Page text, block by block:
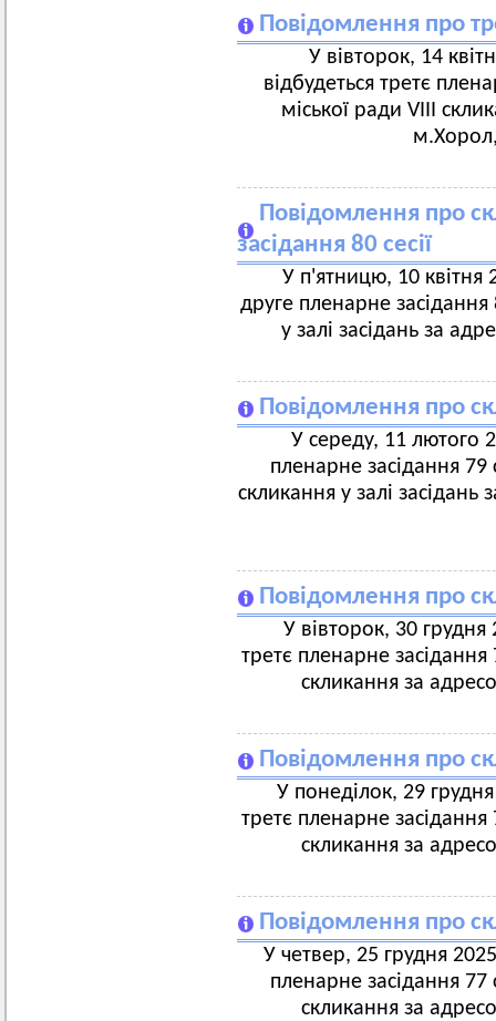
Повідомлення про
У вівторок, 14
відбудеться третє
міської ради VIII
Повідомлення про
засідання 80 сесії
У п'ятницю, 10 квітня
друге пленарне засідання
у залі засідань за
Повідомлення про
У середу, 11 лютого
пленарне засідання 79
скликання у залі
Повідомлення про
У вівторок, 30 грудня
третє пленарне засідання
скликання за
Повідомлення про
У понеділок, 29
третє пленарне засідання
скликання за
Повідомлення про
У четвер, 25 грудня
пленарне засідання 77
скликання за